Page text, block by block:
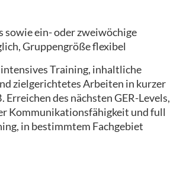
sowie ein- oder zweiwöchige
Gruppengröße flexibel
Training, inhaltliche
zielgerichtetes Arbeiten in kurzer
Erreichen des nächsten GER-Levels,
Kommunikationsfähigkeit und full
in bestimmtem Fachgebiet